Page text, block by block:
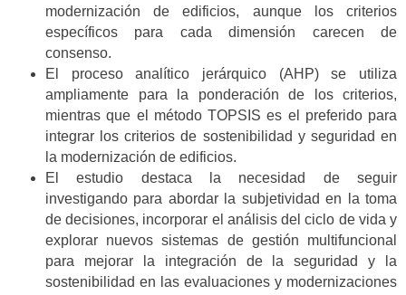
modernización de edificios, aunque los criterios
específicos para cada dimensión carecen de
consenso.
El proceso analítico jerárquico (AHP) se utiliza
ampliamente para la ponderación de los criterios,
mientras que el método TOPSIS es el preferido para
integrar los criterios de sostenibilidad y seguridad en
la modernización de edificios.
El estudio destaca la necesidad de seguir
investigando para abordar la subjetividad en la toma
de decisiones, incorporar el análisis del ciclo de vida y
explorar nuevos sistemas de gestión multifuncional
para mejorar la integración de la seguridad y la
sostenibilidad en las evaluaciones y modernizaciones